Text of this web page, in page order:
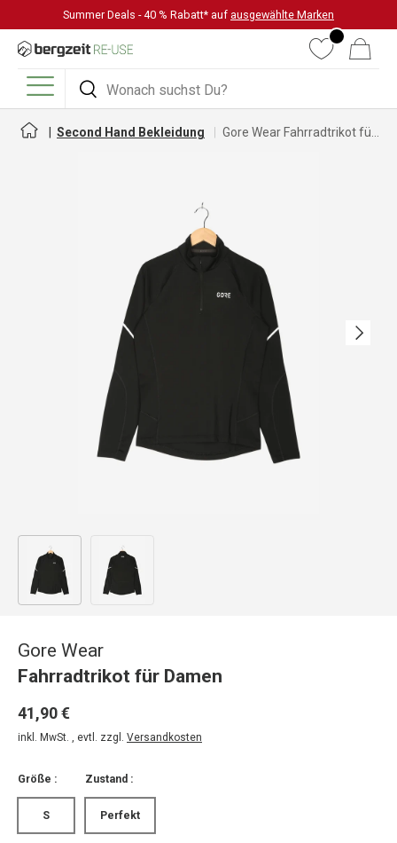
DIREKT ZUM INHALT
Summer Deals - 40 % Rabatt* auf ausgewählte Marken
Suchen
Suchen
WunschlisteWarenkorb
Menü
Second Hand Bekleidung
Nächste
Bild 1 in Galerieansicht laden
Gore Wear
Fahrradtrikot für Damen
41,90 €
inkl. MwSt. , evtl. zzgl. Versandkosten
Größe :
S
Zustand :
Perfekt